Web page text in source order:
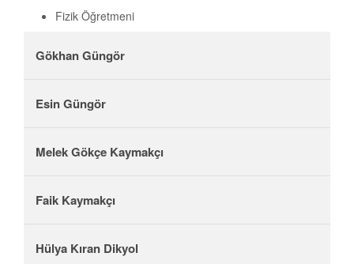
Fizik Öğretmeni
Gökhan Güngör
Esin Güngör
Melek Gökçe Kaymakçı
Faik Kaymakçı
Hülya Kıran Dikyol